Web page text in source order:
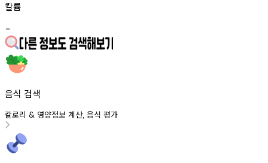
칼륨
-
음식 검색
칼로리 & 영양정보 계산, 음식 평가